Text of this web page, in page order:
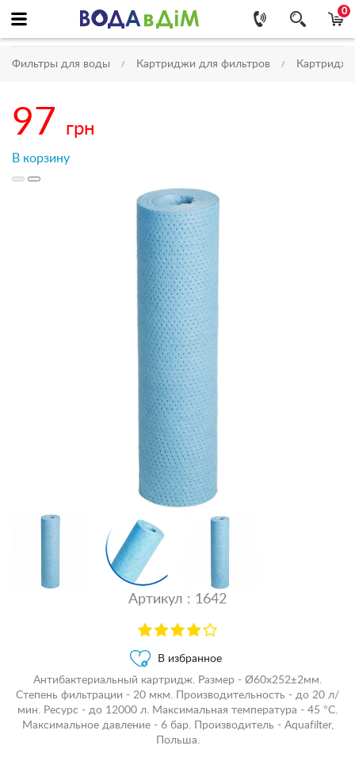
0
Фильтры для воды Картриджи для фильтров
97 грн
В корзину
Артикул : 1642
В избранное
Антибактериальный картридж. Размер - Ø60x252±2мм.
Степень фильтрации - 20 мкм. Производительность - до 20 л/
мин. Ресурс - до 12000 л. Максимальная температура - 45 °С.
Максимальное давление - 6 бар. Производитель - Aquafilter,
Польша.